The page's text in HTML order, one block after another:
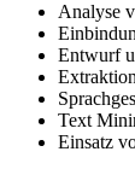
Analyse
Entwurf
Text
Einsatz